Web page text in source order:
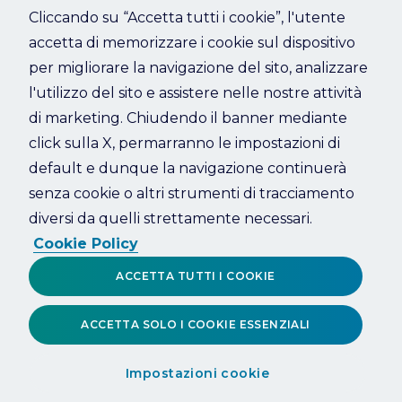
Refresh
Cliccando su “Accetta tutti i cookie”, l'utente
accetta di memorizzare i cookie sul dispositivo
per migliorare la navigazione del sito, analizzare
l'utilizzo del sito e assistere nelle nostre attività
di marketing. Chiudendo il banner mediante
click sulla X, permarranno le impostazioni di
default e dunque la navigazione continuerà
senza cookie o altri strumenti di tracciamento
diversi da quelli strettamente necessari.
Cookie Policy
Impostazioni cookie
ACCETTA SOLO I COOKIE ESSENZIALI
ACCETTA TUTTI I COOKIE